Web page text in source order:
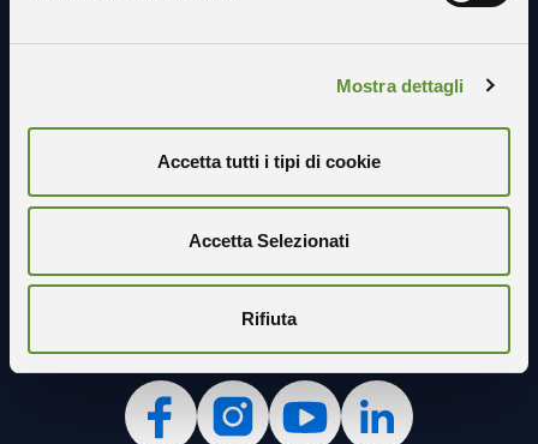
Mostra dettagli
Accetta tutti i tipi di cookie
Accetta Selezionati
Rifiuta
Seguici sui social